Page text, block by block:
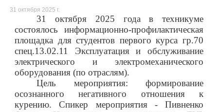
31 октября 2025 г.
31 октября 2025 года в техникуме
состоялось информационно-профилактическая
площадка для студентов первого курса гр.70
спец.13.02.11 Эксплуатация и обслуживание
электрического и электромеханического
оборудования (по отраслям).
Цель мероприятия: формирование
осознанного негативного отношения к
курению. Спикер мероприятия - Пивненко